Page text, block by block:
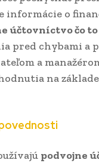
informácie o
účtovníctvo čo to
pred chybami a
a
na
podvojne